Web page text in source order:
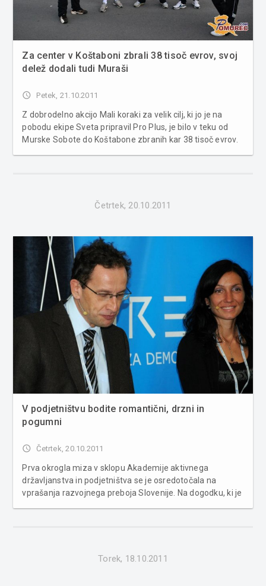
Za center v Koštaboni zbrali 38 tisoč evrov, svoj
delež dodali tudi Muraši
access_time Petek, 21.10.2011
Z dobrodelno akcijo Mali koraki za velik cilj, ki jo je na
pobodu ekipe Sveta pripravil Pro Plus, je bilo v teku od
Murske Sobote do Koštabone zbranih kar 38 tisoč evrov.
Četrtek, 20.10.2011
V podjetništvu bodite romantični, drzni in
pogumni
access_time Četrtek, 20.10.2011
Prva okrogla miza v sklopu Akademije aktivnega
državljanstva in podjetništva se je osredotočala na
vprašanja razvojnega preboja Slovenije. Na dogodku, ki je
Torek, 18.10.2011